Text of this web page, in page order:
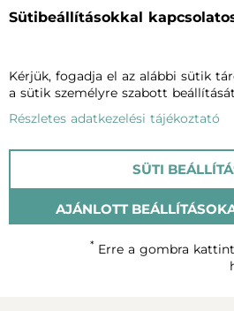
Rendeléstől elállás /
Termékeink
Arcápolás
Sütibeállításokkal
Kérjük, fogadja el az alábbi sütik
a sütik személyre szabott
Részletes adatkezelési tájékoztató
SÜTI
AJÁNLOTT
* Erre a gombra